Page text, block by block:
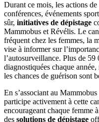
Durant ce mois, les actions
conférences, événements
sûr, initiatives de dépistage
Mammobus et Révélis. Le
fréquent chez les femmes, la
vise à informer sur
l’autosurveillance. Plus de 59
diagnostiquées chaque
les chances de guérison sont
En s’associant au
participe activement à cette
encourageant chaque femme
des solutions de dépistage